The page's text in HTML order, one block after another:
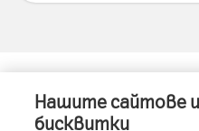
Информация
Нашите сайтове
бисквитки